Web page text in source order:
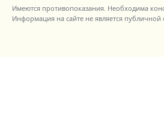
Имеются противопоказания. Необходима
Информация на сайте не является публичной